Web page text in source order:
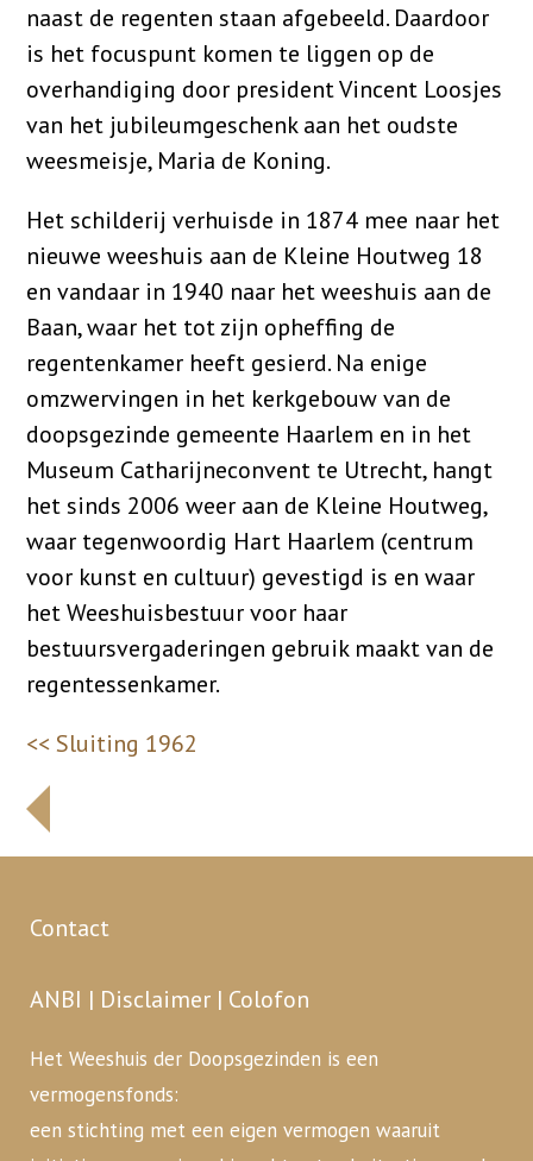
naast de regenten staan afgebeeld. Daardoor
is het focuspunt komen te liggen op de
overhandiging door president Vincent Loosjes
van het jubileumgeschenk aan het oudste
weesmeisje, Maria de Koning.
Het schilderij verhuisde in 1874 mee naar het
nieuwe weeshuis aan de Kleine Houtweg 18
en vandaar in 1940 naar het weeshuis aan de
Baan, waar het tot zijn opheffing de
regentenkamer heeft gesierd. Na enige
omzwervingen in het kerkgebouw van de
doopsgezinde gemeente Haarlem en in het
Museum Catharijneconvent te Utrecht, hangt
het sinds 2006 weer aan de Kleine Houtweg,
waar tegenwoordig Hart Haarlem (centrum
voor kunst en cultuur) gevestigd is en waar
het Weeshuisbestuur voor haar
bestuursvergaderingen gebruik maakt van de
regentessenkamer.
<< Sluiting 1962
Contact
ANBI | Disclaimer | Colofon
Het Weeshuis der Doopsgezinden is een
vermogensfonds:
een stichting met een eigen vermogen waaruit